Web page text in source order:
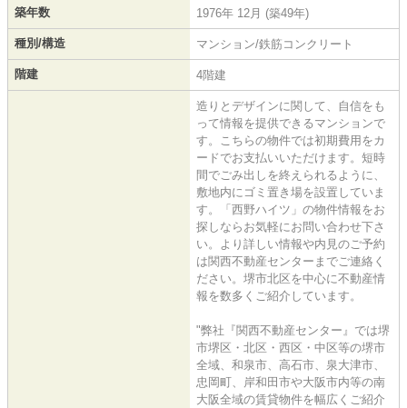
築年数 1976年 12月 (築49年)
種別/構造 マンション/鉄筋コンクリート
階建 4階建
造りとデザインに関して、自信をも
って情報を提供できるマンションで
す。こちらの物件では初期費用をカ
ードでお支払いいただけます。短時
間でごみ出しを終えられるように、
敷地内にゴミ置き場を設置していま
す。「西野ハイツ」の物件情報をお
探しならお気軽にお問い合わせ下さ
い。より詳しい情報や内見のご予約
は関西不動産センターまでご連絡く
ださい。堺市北区を中心に不動産情
報を数多くご紹介しています。
"弊社『関西不動産センター』では堺
市堺区・北区・西区・中区等の堺市
全域、和泉市、高石市、泉大津市、
忠岡町、岸和田市や大阪市内等の南
大阪全域の賃貸物件を幅広くご紹介